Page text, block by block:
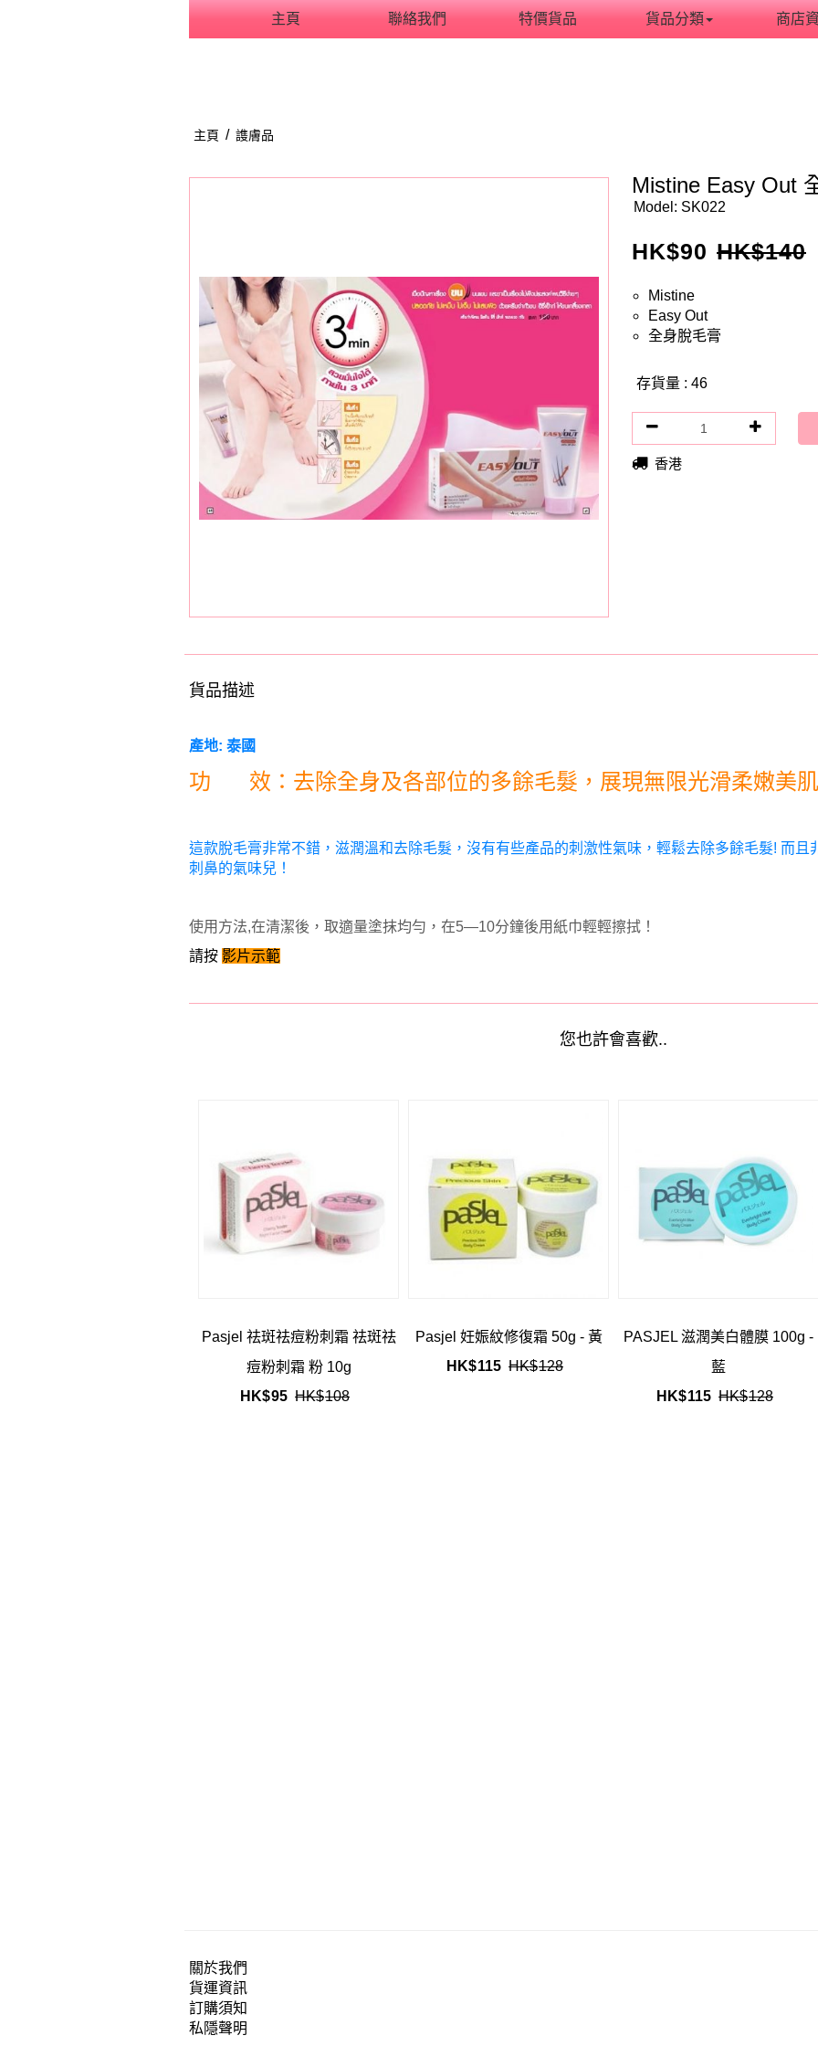
主頁 聯絡我們 特價貨品 貨品分類 商店
主頁 / 謢膚品
Mistine Easy Out
Model: SK022
HK$90 HK$140
Mistine
Easy Out
全身脫毛膏
存貨量 : 46
香港
貨品描述
產地: 泰國
功 效：去除全身及各部位的多餘毛髮，展現無限光滑柔嫩美肌
這款脫毛膏非常不錯，滋潤溫和去除毛髮，沒有有些產品的刺激性氣味，輕鬆去除多餘毛髮! 而且
刺鼻的氣味兒！
使用方法,在清潔後，取適量塗抹均勻，在5—10分鐘後用紙巾輕輕擦拭！
請按 影片示範
您也許會喜歡..
Pasjel 祛斑祛痘粉刺霜 祛斑祛
痘粉刺霜 粉 10g
HK$95 HK$108
Pasjel 妊娠紋修復霜 50g - 黃
HK$115 HK$128
PASJEL 滋潤美白體膜 100g -
藍
HK$115 HK$128
關於我們
貨運資訊
訂購須知
私隱聲明